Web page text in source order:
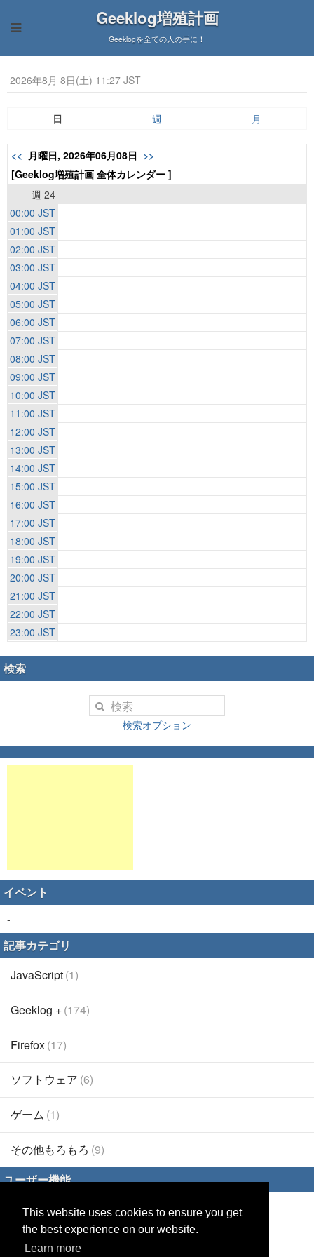
This website uses cookies to ensure you get
the best experience on our website.
Learn more
Geeklog増殖計画
Geeklogを全ての人の手に！
2026年8月 8日(土) 11:27 JST
日 週 月
<< 月曜日, 2026年06月08日 >>
[Geeklog増殖計画 全体カレンダー ]
週 24
00:00 JST
01:00 JST
02:00 JST
03:00 JST
04:00 JST
05:00 JST
06:00 JST
07:00 JST
08:00 JST
09:00 JST
10:00 JST
11:00 JST
12:00 JST
13:00 JST
14:00 JST
15:00 JST
16:00 JST
17:00 JST
18:00 JST
19:00 JST
20:00 JST
21:00 JST
22:00 JST
23:00 JST
検索
検索オプション
イベント
-
記事カテゴリ
JavaScript(1)
Geeklog +(174)
Firefox(17)
ソフトウェア (6)
ゲーム (1)
その他もろもろ (9)
ユーザー機能
ログイン
パスワード再設定
リモートログイン